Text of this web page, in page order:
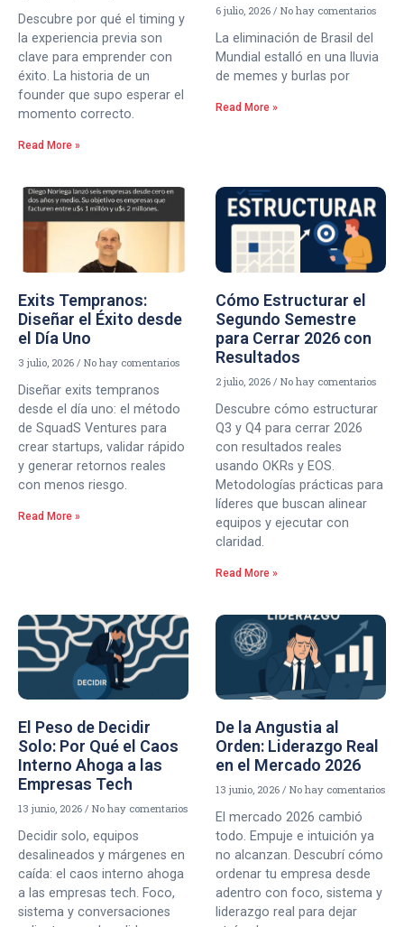
Descubre por qué el timing y
la experiencia previa son
clave para emprender con
éxito. La historia de un
founder que supo esperar el
momento correcto.
Read More »
6 julio, 2026 No hay comentarios
La eliminación de Brasil del
Mundial estalló en una lluvia
de memes y burlas por
Read More »
Exits Tempranos:
Diseñar el Éxito desde
el Día Uno
3 julio, 2026 No hay comentarios
Diseñar exits tempranos
desde el día uno: el método
de SquadS Ventures para
crear startups, validar rápido
y generar retornos reales
con menos riesgo.
Read More »
Cómo Estructurar el
Segundo Semestre
para Cerrar 2026 con
Resultados
2 julio, 2026 No hay comentarios
Descubre cómo estructurar
Q3 y Q4 para cerrar 2026
con resultados reales
usando OKRs y EOS.
Metodologías prácticas para
líderes que buscan alinear
equipos y ejecutar con
claridad.
Read More »
El Peso de Decidir
Solo: Por Qué el Caos
Interno Ahoga a las
Empresas Tech
13 junio, 2026 No hay comentarios
Decidir solo, equipos
desalineados y márgenes en
caída: el caos interno ahoga
a las empresas tech. Foco,
sistema y conversaciones
De la Angustia al
Orden: Liderazgo Real
en el Mercado 2026
13 junio, 2026 No hay comentarios
El mercado 2026 cambió
todo. Empuje e intuición ya
no alcanzan. Descubrí cómo
ordenar tu empresa desde
adentro con foco, sistema y
liderazgo real para dejar